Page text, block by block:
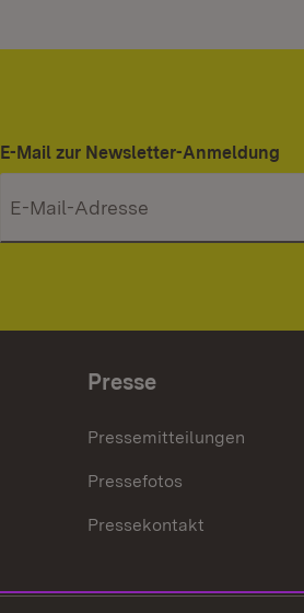
E-Mail zur Newsletter-Anmeldung
Presse
Pressemitteilungen
Pressefotos
Pressekontakt